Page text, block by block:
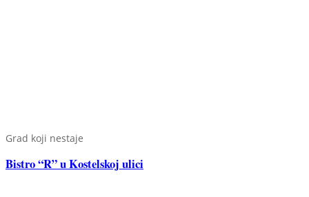
Grad koji nestaje
Bistro “R” u Kostelskoj ulici